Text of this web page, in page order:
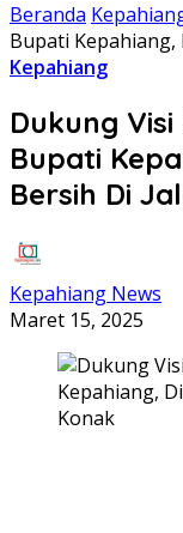
Beranda
Bupati Kepahiang,
Kepahiang
Dukung
Bupati
Bersih Di
Kepahiang News
Maret 15, 2025